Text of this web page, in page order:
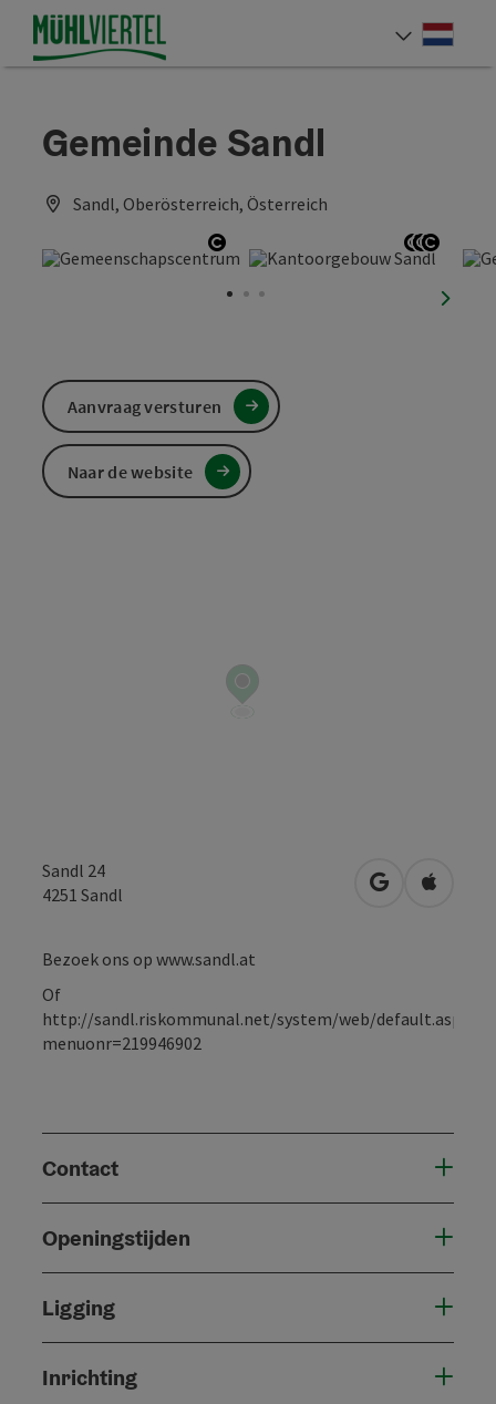
InhoudAccesskey
[0]
NavigatieAccesskey
[1]
PaginabeginAccesskey
[2]
Gemeinde Sandl
Sandl, Oberösterreich, Österreich
Start Copyright Start
Start
Start
Sandl 24
4251 Sandl Openen in
Bezoek ons op www.sandl.at
Of
http://sandl.riskommunal.net/system/web/default.aspx?
menuonr=219946902
Contact
Openingstijden
Ligging
Inrichting
Aanvraag versturen
Naar de website